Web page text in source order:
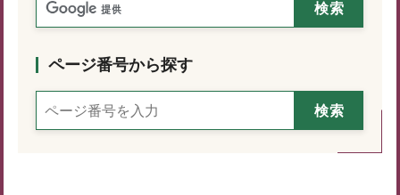
ページ番号から探す